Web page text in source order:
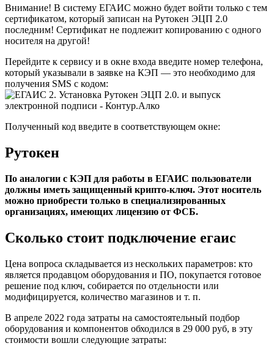
Внимание! В систему ЕГАИС можно будет войти только с тем
сертификатом, который записан на Рутокен ЭЦП 2.0
последним! Сертификат не подлежит копированию с одного
носителя на другой!
Перейдите к сервису и в окне входа введите номер телефона,
который указывали в заявке на КЭП — это необходимо для
получения SMS с кодом:
Полученный код введите в соответствующем окне:
Рутокен
По аналогии с КЭП для работы в ЕГАИС пользователи
должны иметь защищенный крипто-ключ. Этот носитель
можно приобрести только в специализированных
организациях, имеющих лицензию от ФСБ.
Сколько стоит подключение егаис
Цена вопроса складывается из нескольких параметров: кто
является продавцом оборудования и ПО, покупается готовое
решение под ключ, собирается по отдельности или
модифицируется, количество магазинов и т. п.
В апреле 2022 года затраты на самостоятельный подбор
оборудования и компонентов обходился в 29 000 руб, в эту
стоимости вошли следующие затраты: